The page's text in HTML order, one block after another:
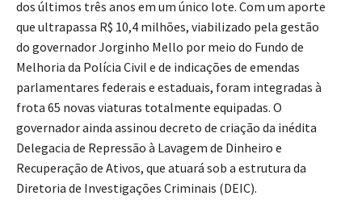
dos últimos três anos em um único lote. Com um aporte
que ultrapassa R$ 10,4 milhões, viabilizado pela gestão
do governador Jorginho Mello por meio do Fundo de
Melhoria da Polícia Civil e de indicações de emendas
parlamentares federais e estaduais, foram integradas à
frota 65 novas viaturas totalmente equipadas. O
governador ainda assinou decreto de criação da inédita
Delegacia de Repressão à Lavagem de Dinheiro e
Recuperação de Ativos, que atuará sob a estrutura da
Diretoria de Investigações Criminais (DEIC).